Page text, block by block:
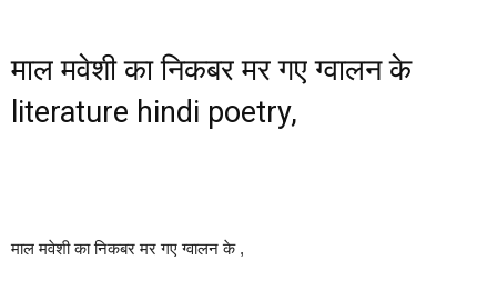
माल मवेशी का निकबर मर गए ग्वालन के
literature hindi poetry,
माल मवेशी का निकबर मर गए ग्वालन के ,